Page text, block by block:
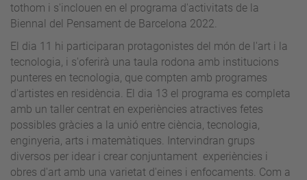
tothom i s'inclouen en el programa d'activitats de la
Biennal del Pensament de Barcelona 2022.
El dia 11 hi participaran protagonistes del món de l'art i la
tecnologia, i s'oferirà una taula rodona amb institucions
punteres en tecnologia, que compten amb programes
d'artistes en residència. El dia 13 el programa es completa
amb un taller centrat en experiències atractives fetes
possibles gràcies a la unió entre ciència, tecnologia,
enginyeria, arts i matemàtiques. Intervindran grups
diversos per idear i crear conjuntament experiències i
obres d'art amb una varietat d'eines i enfocaments. Com a